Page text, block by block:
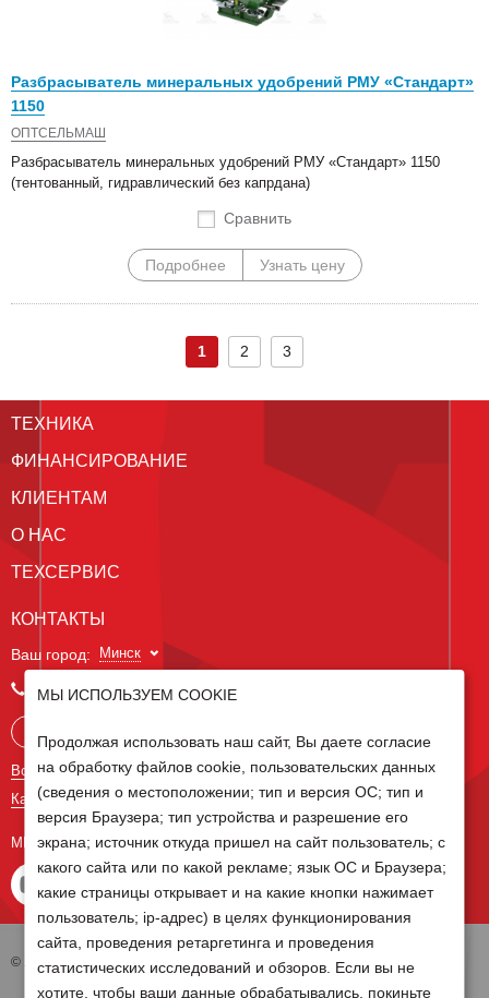
Разбрасыватель минеральных удобрений РМУ «Стандарт»
1150
ОПТСЕЛЬМАШ
Разбрасыватель минеральных удобрений РМУ «Стандарт» 1150
(тентованный, гидравлический без капрдана)
Сравнить
Подробнее Узнать цену
1 2 3
ТЕХНИКА
ФИНАНСИРОВАНИЕ
КЛИЕНТАМ
О НАС
ТЕХСЕРВИС
КОНТАКТЫ
Ваш город: Минск
+375 29 238 97 34
Все контакты
Карта сайта
МЫ В СОЦ СЕТЯХ
© 2026 Группа компаний Белагро
МЫ ИСПОЛЬЗУЕМ COOKIE
Продолжая использовать наш сайт, Вы даете согласие
на обработку файлов cookie, пользовательских данных
(сведения о местоположении; тип и версия ОС; тип и
версия Браузера; тип устройства и разрешение его
экрана; источник откуда пришел на сайт пользователь; с
какого сайта или по какой рекламе; язык ОС и Браузера;
какие страницы открывает и на какие кнопки нажимает
пользователь; ip-адрес) в целях функционирования
сайта, проведения ретаргетинга и проведения
статистических исследований и обзоров. Если вы не
хотите, чтобы ваши данные обрабатывались, покиньте